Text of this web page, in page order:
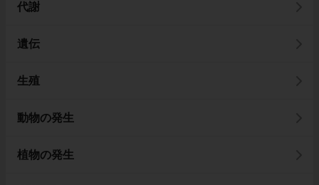
代謝
遺伝
生殖
動物の発生
植物の発生